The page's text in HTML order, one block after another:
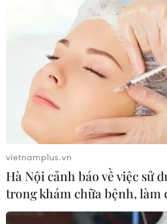
vietnamplus.vn
Hà Nội cảnh báo về việc sử
trong khám chữa bệnh, làm